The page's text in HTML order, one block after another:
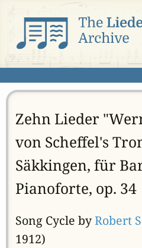
Zehn Lieder
von Scheffel's
Säkkingen, für
Pianoforte, op. 34
Song Cycle byRobert
1912)